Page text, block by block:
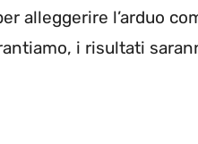
alleggerire l’arduo
i risultati